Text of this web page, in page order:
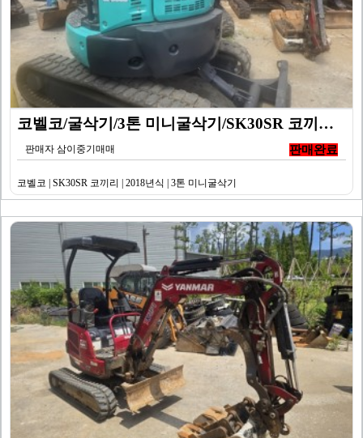
코벨코/굴삭기/3톤 미니굴삭기/SK30SR 코끼리/20…
판매자 삼이중기매매 판매완료
코벨코 | SK30SR 코끼리 | 2018년식 | 3톤 미니굴삭기